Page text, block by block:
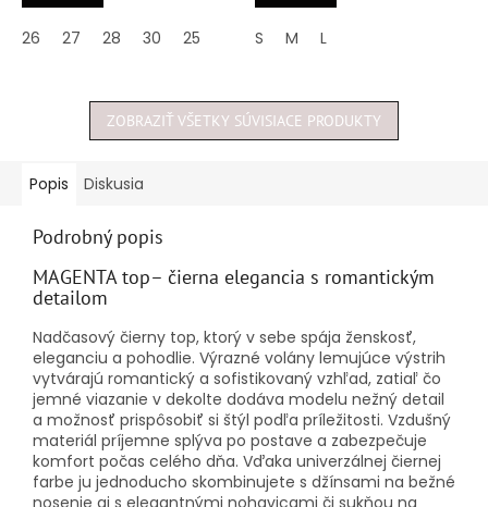
hviezdičiek.
26 27 28 30 25
hviezdičiek.
S M L
ZOBRAZIŤ VŠETKY SÚVISIACE PRODUKTY
Popis Diskusia
Podrobný popis
MAGENTA top– čierna elegancia s romantickým
detailom
Nadčasový čierny top, ktorý v sebe spája ženskosť,
eleganciu a pohodlie. Výrazné volány lemujúce výstrih
vytvárajú romantický a sofistikovaný vzhľad, zatiaľ čo
jemné viazanie v dekolte dodáva modelu nežný detail
a možnosť prispôsobiť si štýl podľa príležitosti. Vzdušný
materiál príjemne splýva po postave a zabezpečuje
komfort počas celého dňa. Vďaka univerzálnej čiernej
farbe ju jednoducho skombinujete s džínsami na bežné